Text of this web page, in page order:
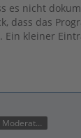
es nicht
dass das
kleiner
Unabhängiger Moderator